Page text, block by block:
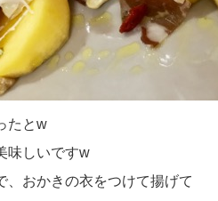
たとw
味しいですw
、おかきの衣をつけて揚げて